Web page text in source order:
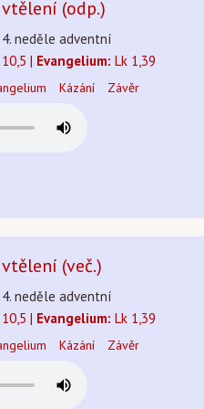
(odp.)
4. neděle adventní
| Evangelium: Lk 1,39
Kázání Závěr
(več.)
4. neděle adventní
| Evangelium: Lk 1,39
Kázání Závěr